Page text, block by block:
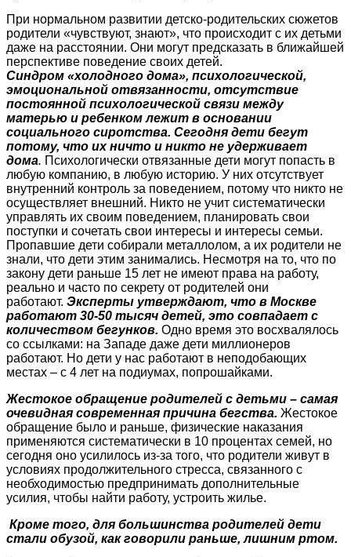
При нормальном развитии детско-родительских сюжетов
родители «чувствуют, знают», что происходит с их детьми
даже на расстоянии. Они могут предсказать в ближайшей
перспективе поведение своих детей.
Синдром «холодного дома», психологической,
эмоциональной отвязанности, отсутствие
постоянной психологической связи между
матерью и ребенком лежит в основании
социального сиротства. Сегодня дети бегут
потому, что их ничто и никто не удерживает
дома. Психологически отвязанные дети могут попасть в
любую компанию, в любую историю. У них отсутствует
внутренний контроль за поведением, потому что никто не
осуществляет внешний. Никто не учит систематически
управлять их своим поведением, планировать свои
поступки и сочетать свои интересы и интересы семьи.
Пропавшие дети собирали металлолом, а их родители не
знали, что дети этим занимались. Несмотря на то, что по
закону дети раньше 15 лет не имеют права на работу,
реально и часто по секрету от родителей они
работают. Эксперты утверждают, что в Москве
работают 30-50 тысяч детей, это совпадает с
количеством бегунков. Одно время это восхвалялось
со ссылками: на Западе даже дети миллионеров
работают. Но дети у нас работают в неподобающих
местах – с 4 лет на подиумах, попрошайками.
Жестокое обращение родителей с детьми – самая
очевидная современная причина бегства. Жестокое
обращение было и раньше, физические наказания
применяются систематически в 10 процентах семей, но
сегодня оно усилилось из-за того, что родители живут в
условиях продолжительного стресса, связанного с
необходимостью предпринимать дополнительные
усилия, чтобы найти работу, устроить жилье.
Кроме того, для большинства родителей дети
стали обузой, как говорили раньше, лишним ртом.